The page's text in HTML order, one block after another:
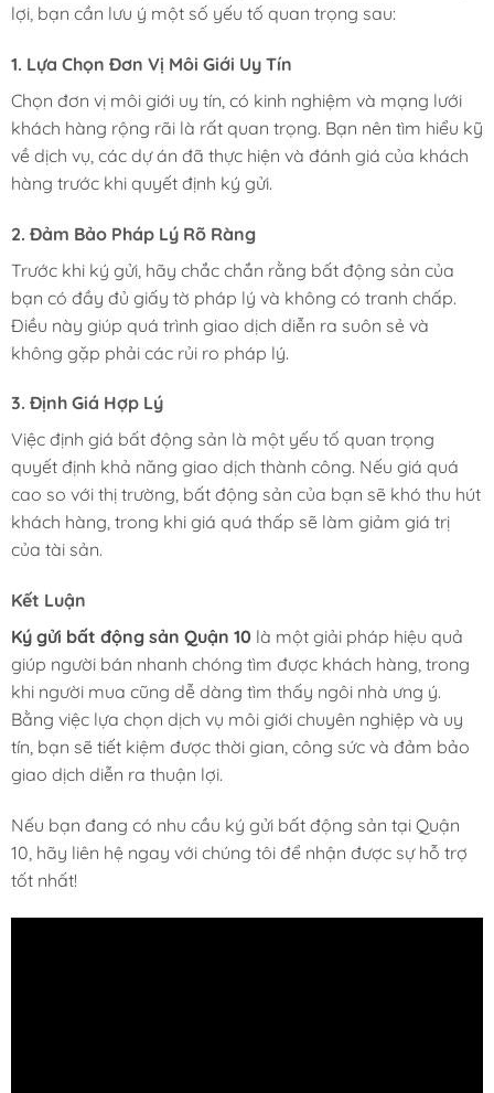
lợi, bạn cần lưu ý một số yếu tố quan trọng sau:
1. Lựa Chọn Đơn Vị Môi Giới Uy Tín
Chọn đơn vị môi giới uy tín, có kinh nghiệm và mạng lưới
khách hàng rộng rãi là rất quan trọng. Bạn nên tìm hiểu kỹ
về dịch vụ, các dự án đã thực hiện và đánh giá của khách
hàng trước khi quyết định ký gửi.
2. Đảm Bảo Pháp Lý Rõ Ràng
Trước khi ký gửi, hãy chắc chắn rằng bất động sản của
bạn có đầy đủ giấy tờ pháp lý và không có tranh chấp.
Điều này giúp quá trình giao dịch diễn ra suôn sẻ và
không gặp phải các rủi ro pháp lý.
3. Định Giá Hợp Lý
Việc định giá bất động sản là một yếu tố quan trọng
quyết định khả năng giao dịch thành công. Nếu giá quá
cao so với thị trường, bất động sản của bạn sẽ khó thu hút
khách hàng, trong khi giá quá thấp sẽ làm giảm giá trị
của tài sản.
Kết Luận
Ký gửi bất động sản Quận 10 là một giải pháp hiệu quả
giúp người bán nhanh chóng tìm được khách hàng, trong
khi người mua cũng dễ dàng tìm thấy ngôi nhà ưng ý.
Bằng việc lựa chọn dịch vụ môi giới chuyên nghiệp và uy
tín, bạn sẽ tiết kiệm được thời gian, công sức và đảm bảo
giao dịch diễn ra thuận lợi.
Nếu bạn đang có nhu cầu ký gửi bất động sản tại Quận
10, hãy liên hệ ngay với chúng tôi để nhận được sự hỗ trợ
tốt nhất!